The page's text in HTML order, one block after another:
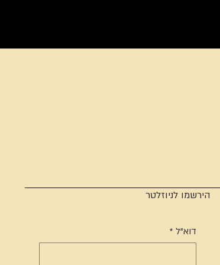
הירשמו לניוזלטר
דוא"ל *